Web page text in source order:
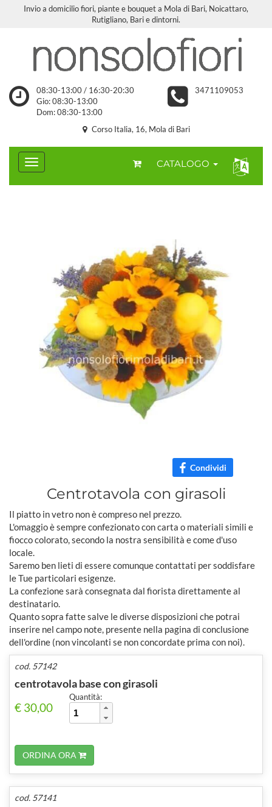
Invio a domicilio fiori, piante e bouquet a Mola di Bari, Noicattaro,
Rutigliano, Bari e dintorni.
08:30-13:00 / 16:30-20:30
Gio: 08:30-13:00
Dom: 08:30-13:00
3471109053
Corso Italia, 16, Mola di Bari
CATALOGO
Condividi
Centrotavola con girasoli
Il piatto in vetro non è compreso nel prezzo.
L'omaggio è sempre confezionato con carta o materiali simili e
fiocco colorato, secondo la nostra sensibilità e come d'uso
locale.
Saremo ben lieti di essere comunque contattati per soddisfare
le Tue particolari esigenze.
La confezione sarà consegnata dal fiorista direttamente al
destinatario.
Quanto sopra fatte salve le diverse disposizioni che potrai
inserire nel campo note, presente nella pagina di conclusione
dell'ordine (non vincolanti se non concordate prima con noi).
cod. 57142
centrotavola base con girasoli
€ 30,00
Quantità:
ORDINA ORA
cod. 57141